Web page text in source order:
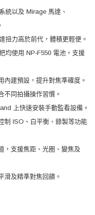
統以及 Mirage 馬達、
扭力高於前代，體積更輕便。
均使用 NP‑F550 電池，支援
內建預設，提升對焦準確度。
不同拍攝操作習慣。
上快速安裝手動監看設備。
制 ISO、白平衡、錄製等功能
，支援焦距、光圈、變焦及
滑及精準對焦回饋。